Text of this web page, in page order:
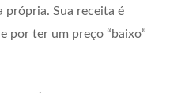
própria. Sua receita é
por ter um preço “baixo”